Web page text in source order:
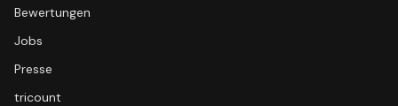
Bewertungen
Jobs
Presse
tricount